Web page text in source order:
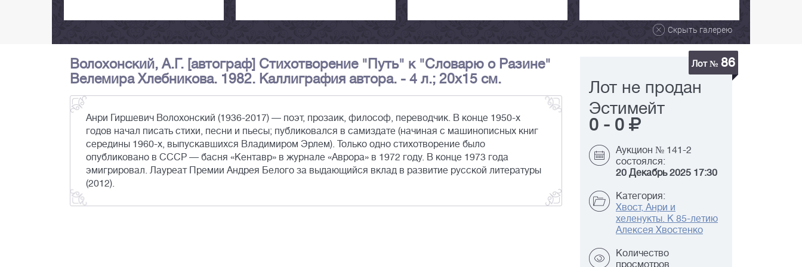
Скрыть галерею
Волохонский, А.Г. [автограф] Стихотворение "Путь" к "Словарю о Разине"
Велемира Хлебникова. 1982. Каллиграфия автора. - 4 л.; 20х15 см.
Анри Гиршевич Волохонский (1936-2017) — поэт, прозаик, философ, переводчик. В конце 1950-х
годов начал писать стихи, песни и пьесы; публиковался в самиздате (начиная с машинописных книг
середины 1960-х, выпускавшихся Владимиром Эрлем). Только одно стихотворение было
опубликовано в СССР — басня «Кентавр» в журнале «Аврора» в 1972 году. В конце 1973 года
эмигрировал. Лауреат Премии Андрея Белого за выдающийся вклад в развитие русской литературы
(2012).
Лот № 86
Лот не продан
Эстимейт
0 - 0
Аукцион № 141-2
состоялся:
20 Декабрь 2025 17:30
Категория:
Хвост, Анри и
хеленукты. К 85-летию
Алексея Хвостенко
Количество
просмотров